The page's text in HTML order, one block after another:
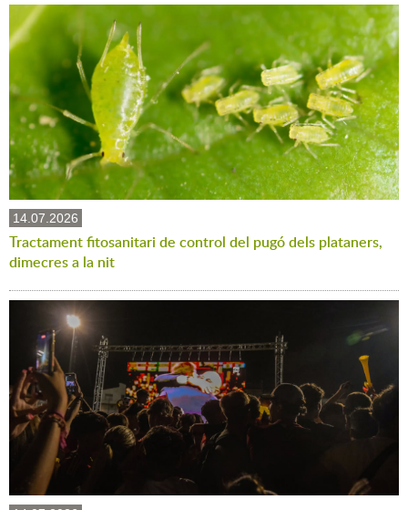
14.07.2026
Tractament fitosanitari de control del pugó dels plataners,
dimecres a la nit